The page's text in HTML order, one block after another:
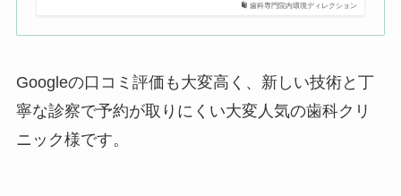
歯科専門院内環境ディレクション
Googleの口コミ評価も大変高く、新しい技術と丁
寧な診察で予約が取りにくい大変人気の歯科クリ
ニック様です。